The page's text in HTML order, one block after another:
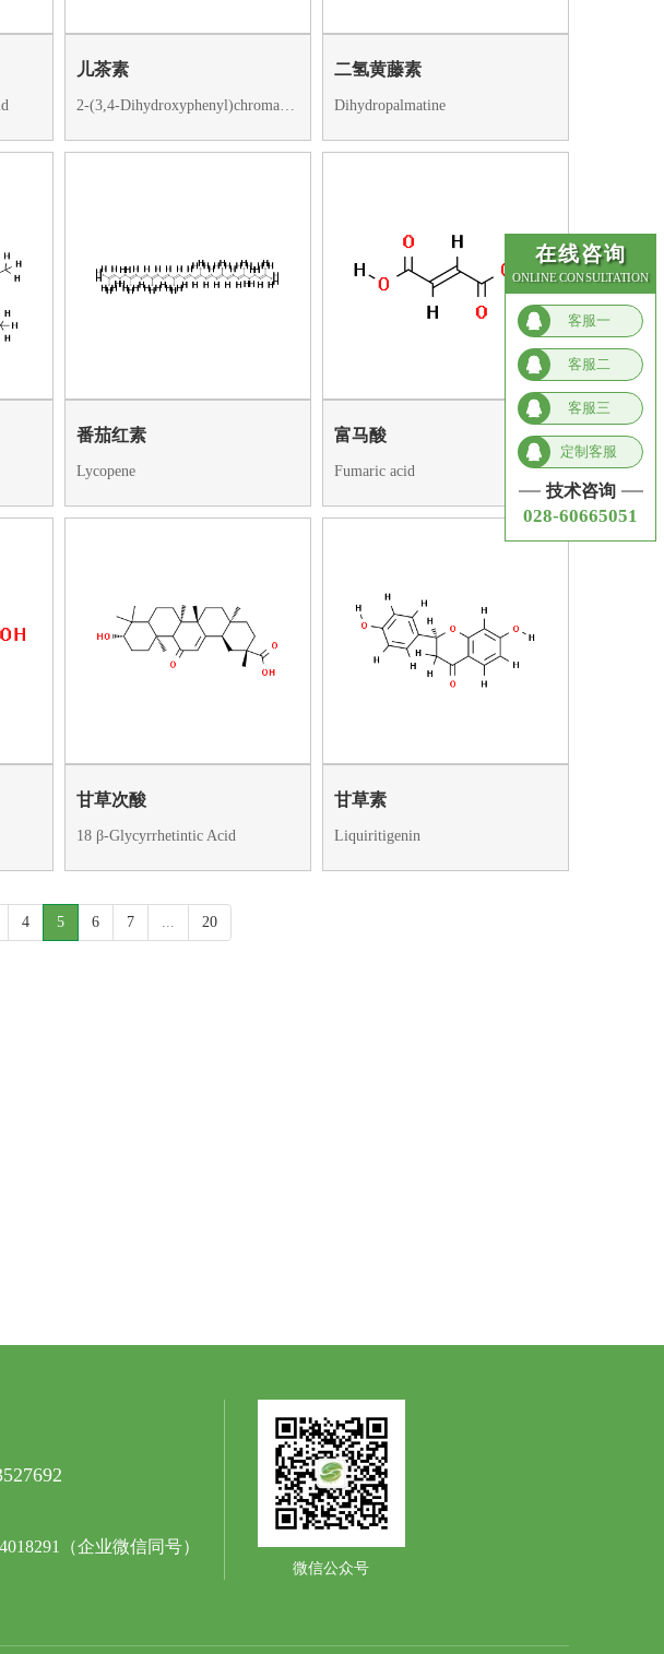
儿茶素
2-(3,4-Dihydroxyphenyl)chroman-3,5,7-triol
二氢黄藤素
Dihydropalmatine
番茄红素
Lycopene
富马酸
Fumaric acid
甘草次酸
18 β-Glycyrrhetintic Acid
甘草素
Liquiritigenin
4 5 6 7 20
（企业微信同号）
微信公众号
在线咨询
ONLINE CONSULTATION
客服一
客服二
客服三
定制客服
技术咨询
028-60665051